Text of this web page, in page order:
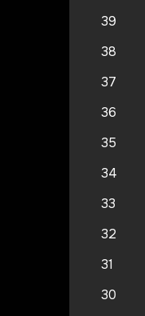
39
38
37
36
35
34
33
32
31
30